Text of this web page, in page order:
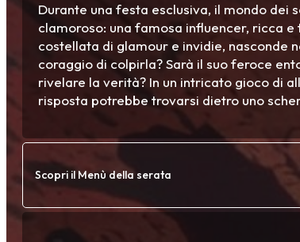
Durante una festa esclusiva, il mondo dei
clamoroso: una famosa influencer, ricca
costellata di glamour e invidie, nasconde
coraggio di colpirla? Sarà il suo feroce
rivelare la verità? In un intricato gioco di
risposta potrebbe trovarsi dietro uno
Scopri il Menù della serata